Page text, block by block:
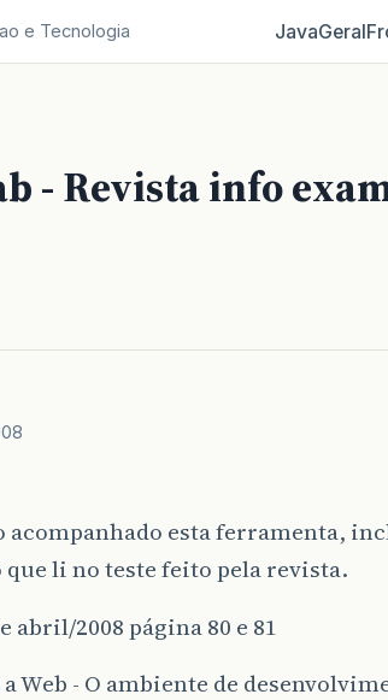
e Tecnologia JavaGeral
- Revista info
acompanhado esta ferramenta,
que li no teste feito pela revista.
abril/2008 página 80 e 81
Web - O ambiente de